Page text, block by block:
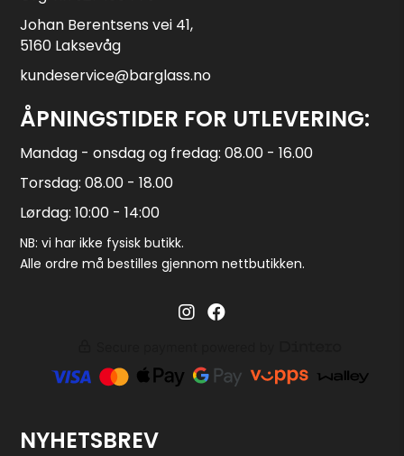
Johan Berentsens vei 41,
5160 Laksevåg
kundeservice@barglass.no
ÅPNINGSTIDER FOR UTLEVERING:
Mandag - onsdag og fredag: 08.00 - 16.00
Torsdag: 08.00 - 18.00
Lørdag: 10:00 - 14:00
NB: vi har ikke fysisk butikk.
Alle ordre må bestilles gjennom nettbutikken.
Barglass.no instagram
Barglass facebook
NYHETSBREV